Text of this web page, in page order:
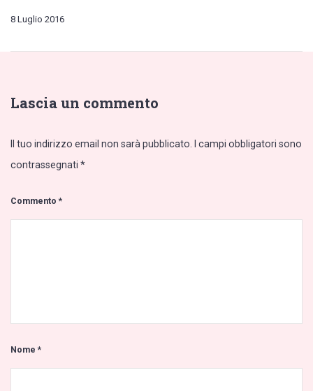
8 Luglio 2016
Lascia un commento
Il tuo indirizzo email non sarà pubblicato.
I campi obbligatori sono
contrassegnati *
Commento*
Nome*